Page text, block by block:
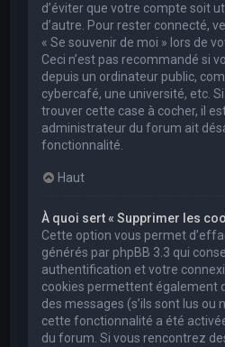
d’éviter que votre compte soit
d’autre. Pour rester connecté,
« Se souvenir de moi » lors de
Ceci n’est pas recommandé si
depuis un ordinateur public,
cybercafé, une université, etc.
trouver cette case à cocher, il
administrateur du forum ait
fonctionnalité.
Haut
À quoi sert « Supprimer les
Cette option vous permet
générés par phpBB 3.3 qui
authentification et votre
cookies permettent également
des messages (s’ils sont lus ou
cette fonctionnalité a été
du forum. Si vous rencontrez